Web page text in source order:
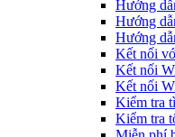
Hướng
Hướng
Hướng
Kết nối
Kết nối
Kết nối
Kiểm tra
Kiểm tra